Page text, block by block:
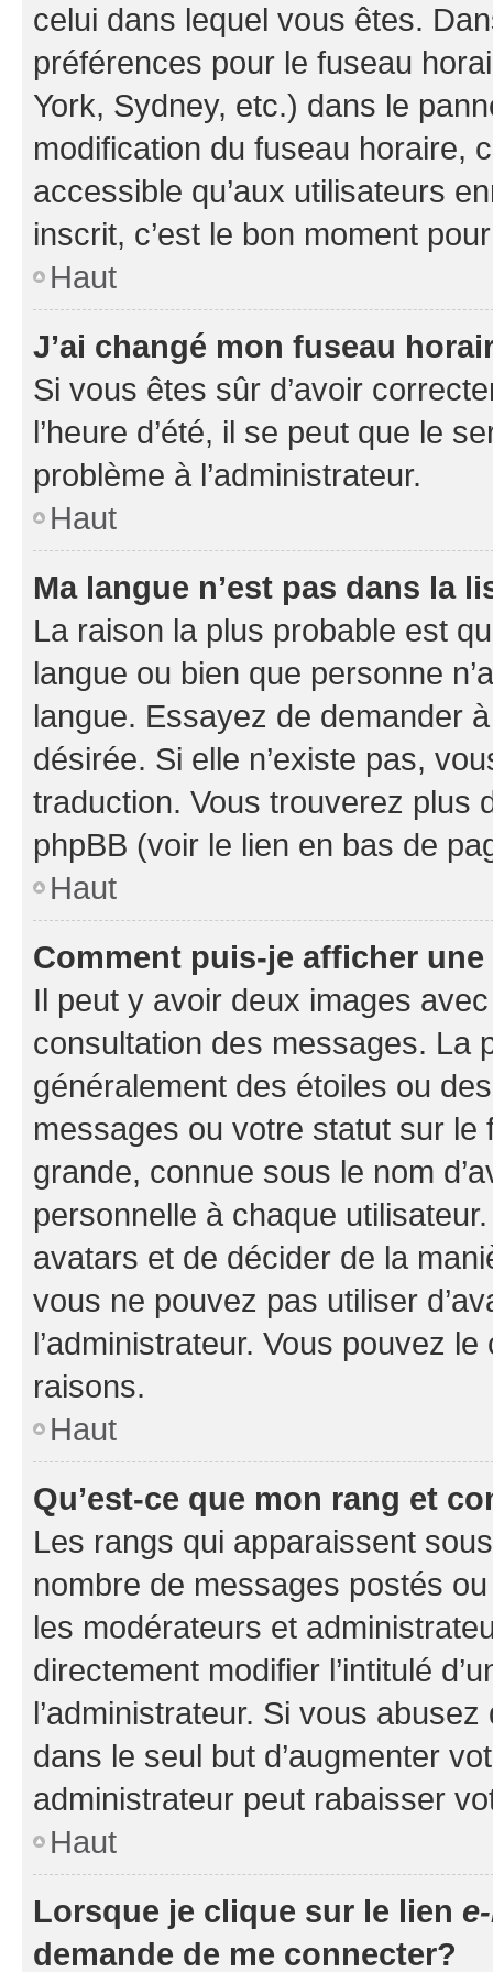
celui dans lequel vous êtes.
préférences pour le fuseau
York, Sydney, etc.) dans le
modification du fuseau horaire,
accessible qu’aux utilisateurs
inscrit, c’est le bon moment
Haut
J’ai changé mon fuseau
Si vous êtes sûr d’avoir
l’heure d’été, il se peut que le
problème à l’administrateur.
Haut
Ma langue n’est pas dans la
La raison la plus probable est
langue ou bien que personne
langue. Essayez de demander
désirée. Si elle n’existe pas,
traduction. Vous trouverez plus
phpBB (voir le lien en bas de
Haut
Comment puis-je afficher
Il peut y avoir deux images
consultation des messages. La
généralement des étoiles ou
messages ou votre statut sur
grande, connue sous le nom
personnelle à chaque utilisateur.
avatars et de décider de la
vous ne pouvez pas utiliser
l’administrateur. Vous pouvez
raisons.
Haut
Qu’est-ce que mon rang et
Les rangs qui apparaissent
nombre de messages postés
les modérateurs et
directement modifier l’intitulé
l’administrateur. Si vous
dans le seul but d’augmenter
administrateur peut rabaisser
Haut
Lorsque je clique sur le lien
demande de me connecter?